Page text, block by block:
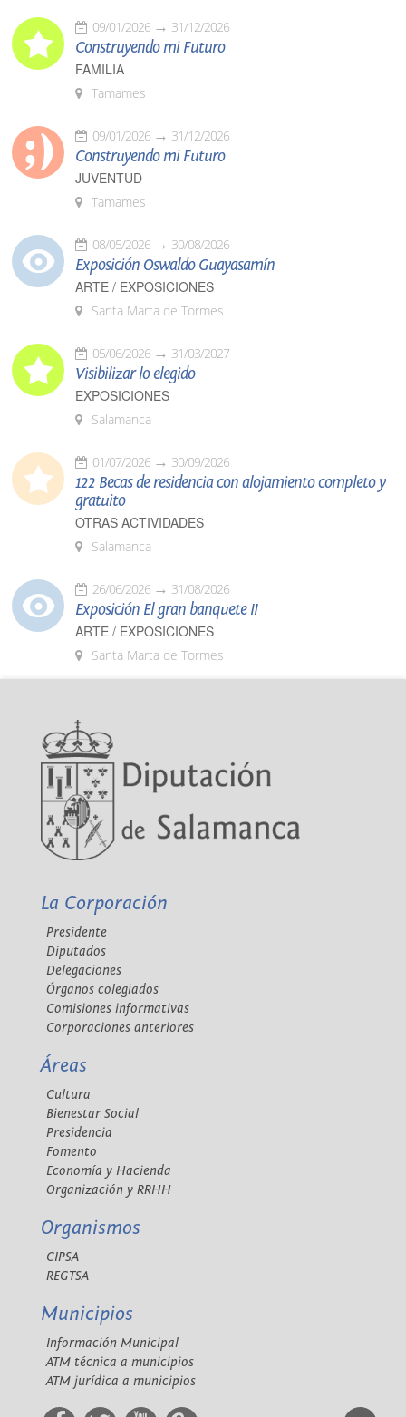
09/01/2026 31/12/2026
Construyendo mi Futuro
FAMILIA
Tamames
09/01/2026 31/12/2026
Construyendo mi Futuro
JUVENTUD
Tamames
08/05/2026 30/08/2026
Exposición Oswaldo Guayasamín
ARTE / EXPOSICIONES
Santa Marta de Tormes
05/06/2026 31/03/2027
Visibilizar lo elegido
EXPOSICIONES
Salamanca
01/07/2026 30/09/2026
122 Becas de residencia con alojamiento completo y
gratuito
OTRAS ACTIVIDADES
Salamanca
26/06/2026 31/08/2026
Exposición El gran banquete II
ARTE / EXPOSICIONES
Santa Marta de Tormes
La Corporación
Presidente
Diputados
Delegaciones
Órganos colegiados
Comisiones informativas
Corporaciones anteriores
Áreas
Cultura
Bienestar Social
Presidencia
Fomento
Economía y Hacienda
Organización y RRHH
Organismos
CIPSA
REGTSA
Municipios
Información Municipal
ATM técnica a municipios
ATM jurídica a municipios